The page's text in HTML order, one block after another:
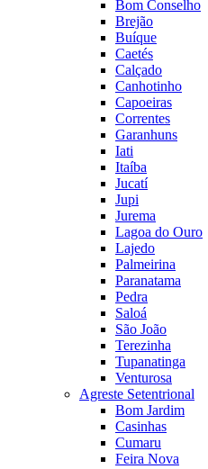
Bom Conselho
Brejão
Buíque
Caetés
Calçado
Canhotinho
Capoeiras
Correntes
Garanhuns
Iati
Itaíba
Jucatí
Jupi
Jurema
Lagoa do Ouro
Lajedo
Palmeirina
Paranatama
Pedra
Saloá
São João
Terezinha
Tupanatinga
Venturosa
Agreste Setentrional
Bom Jardim
Casinhas
Cumaru
Feira Nova